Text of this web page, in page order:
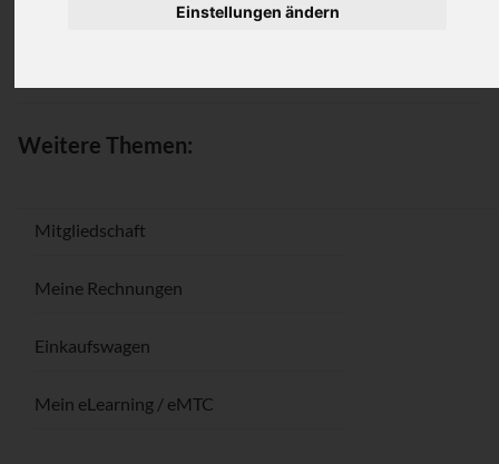
Einstellungen ändern
Passwort vergessen / Registrieren
Weitere Themen:
Mitgliedschaft
Meine Rechnungen
Einkaufswagen
Mein eLearning / eMTC